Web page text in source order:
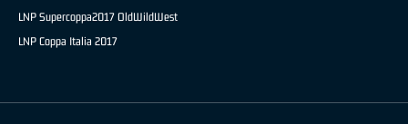
LNP Supercoppa2017 OldWildWest
LNP Coppa Italia 2017